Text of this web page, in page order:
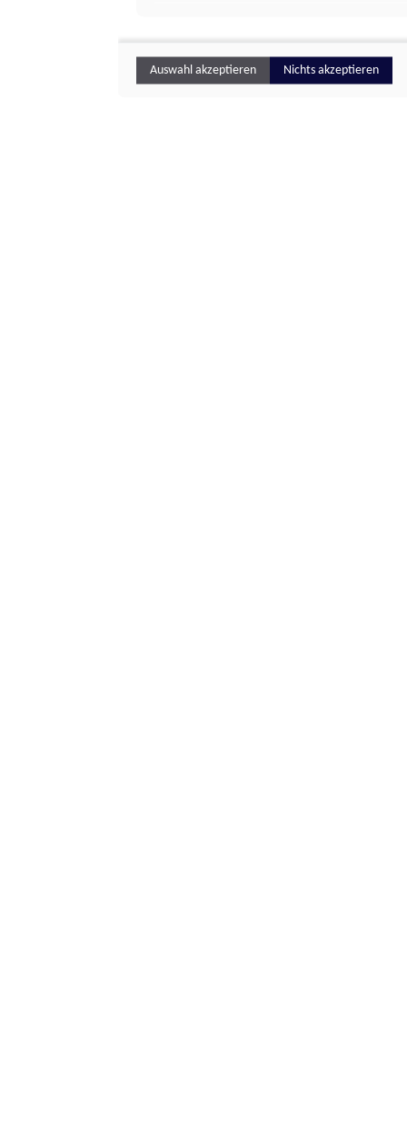
Auswahl akzeptieren Nichts akzeptieren